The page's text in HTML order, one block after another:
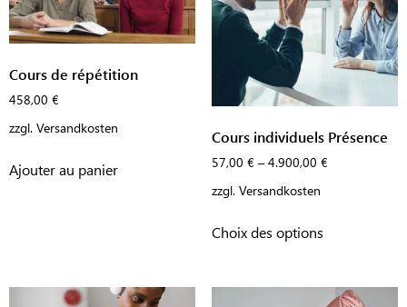
Cours de répétition
458,00 €
zzgl. Versandkosten
Ajouter au panier
Cours individuels Présence
57,00 € – 4.900,00 €
zzgl. Versandkosten
Choix des options